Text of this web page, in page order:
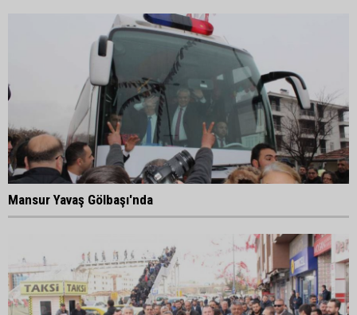
Mansur Yavaş Gölbaşı'nda